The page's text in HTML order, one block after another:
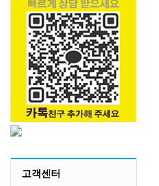
고객센터